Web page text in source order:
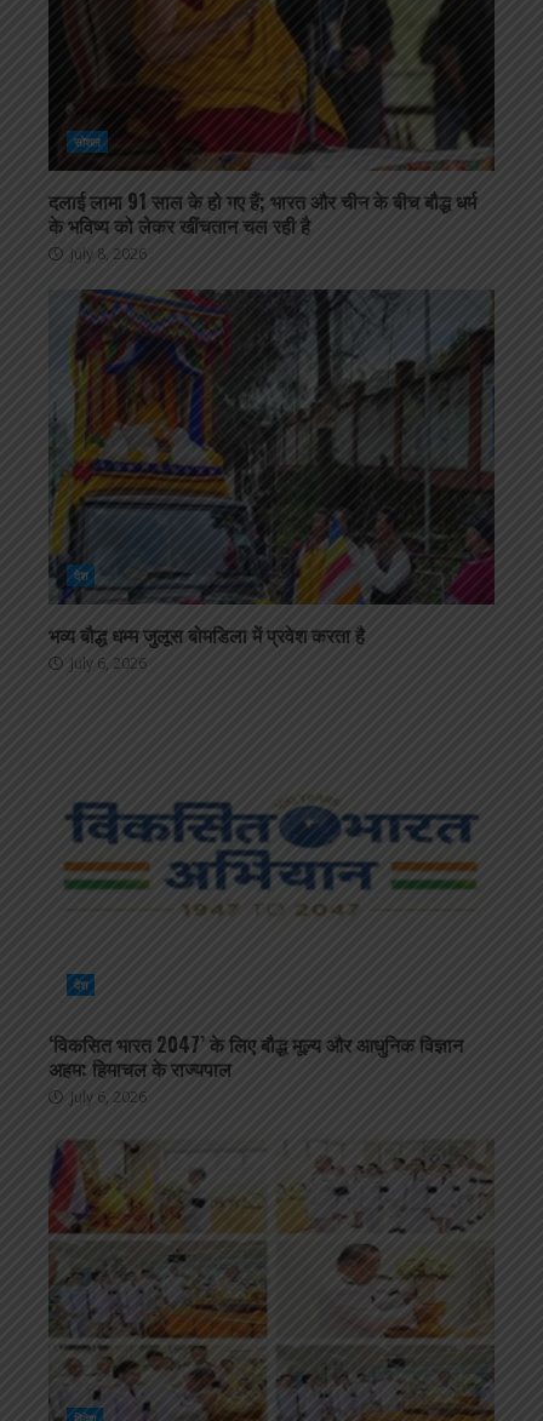
सोशल
दलाई लामा 91 साल के हो गए हैं; भारत और चीन के बीच बौद्ध धर्म
के भविष्य को लेकर खींचतान चल रही है
July 8, 2026
देश
भव्य बौद्ध धम्म जुलूस बोमडिला में प्रवेश करता है
July 6, 2026
देश
‘विकसित भारत 2047’ के लिए बौद्ध मूल्य और आधुनिक विज्ञान
अहम: हिमाचल के राज्यपाल
July 6, 2026